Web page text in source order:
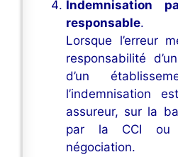
Indemnisation
responsable.
Lorsque l’erreur
responsabilité
d’un
l’indemnisation
assureur, sur la
par la CCI ou
négociation.